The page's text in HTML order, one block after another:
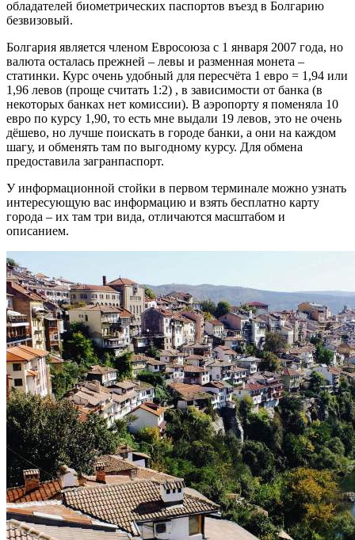
обладателей биометрических паспортов въезд в Болгарию
безвизовый.
Болгария является членом Евросоюза с 1 января 2007 года, но
валюта осталась прежней – левы и разменная монета –
статинки. Курс очень удобный для пересчёта 1 евро = 1,94 или
1,96 левов (проще считать 1:2) , в зависимости от банка (в
некоторых банках нет комиссии). В аэропорту я поменяла 10
евро по курсу 1,90, то есть мне выдали 19 левов, это не очень
дёшево, но лучше поискать в городе банки, а они на каждом
шагу, и обменять там по выгодному курсу. Для обмена
предоставила загранпаспорт.
У информационной стойки в первом терминале можно узнать
интересующую вас информацию и взять бесплатно карту
города – их там три вида, отличаются масштабом и
описанием.